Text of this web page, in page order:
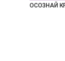
ОСОЗНАЙ